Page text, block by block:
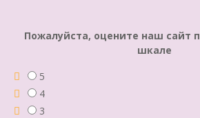
Пожалуйста, оцените наш сайт
шкале
5
4
3